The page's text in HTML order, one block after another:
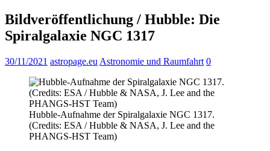
Bildveröffentlichung / Hubble: Die
Spiralgalaxie NGC 1317
30/11/2021 astropage.eu Astronomie und Raumfahrt 0
Hubble-Aufnahme der Spiralgalaxie NGC 1317.
(Credits: ESA / Hubble & NASA, J. Lee and the
PHANGS-HST Team)